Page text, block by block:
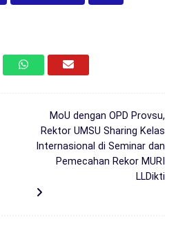
MoU dengan OPD Provsu,
Rektor UMSU Sharing Kelas
Internasional di Seminar dan
Pemecahan Rekor MURI
LLDikti